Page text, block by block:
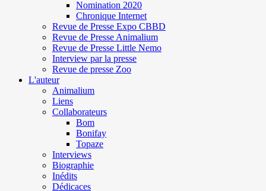
Nomination 2020
Chronique Internet
Revue de Presse Expo CBBD
Revue de Presse Animalium
Revue de Presse Little Nemo
Interview par la presse
Revue de presse Zoo
L'auteur
Animalium
Liens
Collaborateurs
Bom
Bonifay
Topaze
Interviews
Biographie
Inédits
Dédicaces